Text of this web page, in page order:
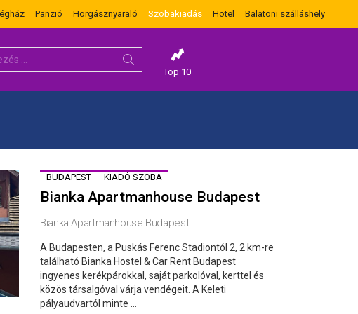
Panzió Horgásznyaraló Szobakiadás Hotel Balatoni szálláshely
Top 10
BUDAPEST KIADÓ SZOBA
Bianka Apartmanhouse Budapest
Bianka Apartmanhouse Budapest
A Budapesten, a Puskás Ferenc Stadiontól 2, 2 km-re
található Bianka Hostel & Car Rent Budapest
ingyenes kerékpárokkal, saját parkolóval, kerttel és
közös társalgóval várja vendégeit. A Keleti
pályaudvartól minte ...